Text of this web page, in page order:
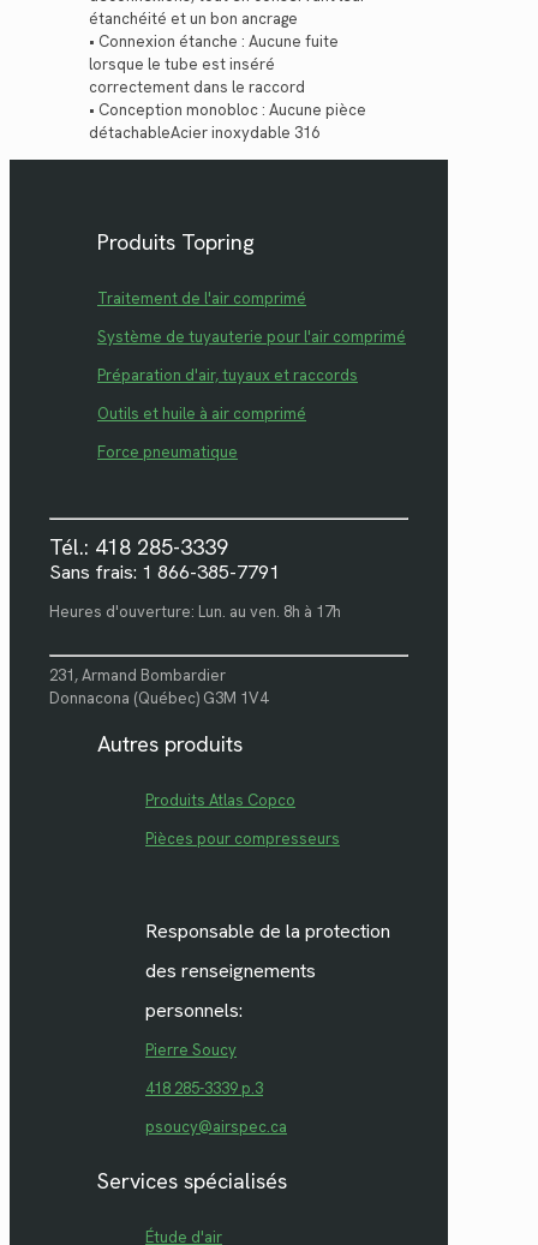
étanchéité et un bon ancrage
• Connexion étanche : Aucune fuite
lorsque le tube est inséré
correctement dans le raccord
• Conception monobloc : Aucune pièce
détachableAcier inoxydable 316
Produits Topring
Traitement de l'air comprimé
Système de tuyauterie pour l'air comprimé
Préparation d'air, tuyaux et raccords
Outils et huile à air comprimé
Force pneumatique
Tél.: 418 285-3339
Sans frais: 1 866-385-7791
Heures d'ouverture: Lun. au ven. 8h à 17h
231, Armand Bombardier
Donnacona (Québec) G3M 1V4
Autres produits
Produits Atlas Copco
Pièces pour compresseurs
Responsable de la protection
des renseignements
personnels:
Pierre Soucy
418 285-3339 p.3
psoucy@airspec.ca
Services spécialisés
Étude d'air